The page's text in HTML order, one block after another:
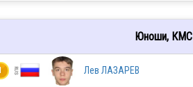
Юноши, КМС
Лев ЛАЗАРЕВ